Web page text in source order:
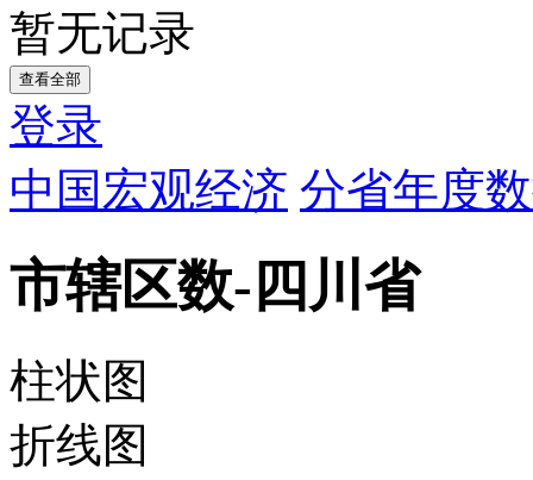
暂无记录
查看全部
登录
中国宏观经济 分省年度
市辖区数-四川省
柱状图
折线图